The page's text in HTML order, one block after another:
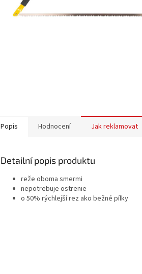
Popis Hodnocení Jak reklamovat
Detailní popis produktu
reže oboma smermi
nepotrebuje ostrenie
o 50% rýchlejší rez ako bežné pílky